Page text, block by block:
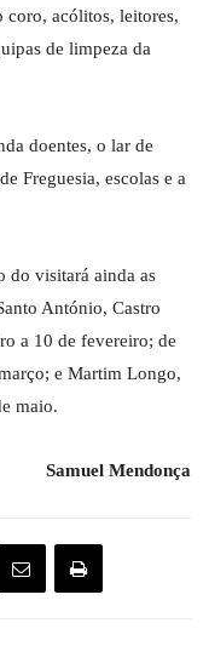
coro, acólitos, leitores,
de limpeza da
doentes, o lar de
Freguesia, escolas e a
do visitará ainda as
António, Castro
a 10 de fevereiro; de
e Martim Longo,
maio.
Samuel Mendonça